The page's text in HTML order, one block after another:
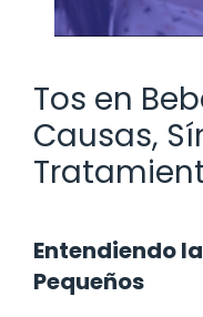
Tos en
Causas,
Entendiendo
Pequeños